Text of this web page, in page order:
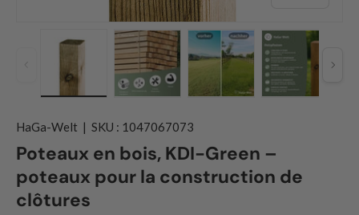
Précédent
HaGa-Welt | SKU : 1047067073
Poteaux en bois, KDI-Green –
poteaux pour la construction de
clôtures